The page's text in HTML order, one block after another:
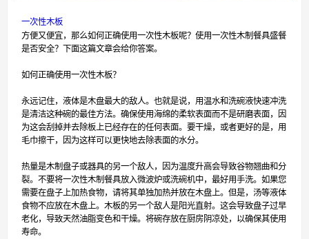
一次性木板
方便又便宜，那么如何正确使用一次性木板呢？使用一次性木制餐具盛餐
是否安全？下面这篇文章会给你答案。
如何正确使用一次性木板？
永远记住，液体是木盘最大的敌人。也就是说，用温水和洗碗液快速冲洗
是清洁这种碗的最佳方法。确保使用海绵的柔软表面而不是研磨表面，因
为这会刮掉并去除板上已经存在的任何表面。要干燥，或者更好的是，用
毛巾擦干，因为这样可以更快地去除表面的水分。
热量是木制盘子或器具的另一个敌人，因为温度升高会导致谷物翘曲和分
裂。不要将一次性木制餐具放入微波炉或洗碗机中，最好用手洗。如果您
需要在盘子上加热食物，请将其单独加热并放在木盘上。但是，汤等液体
食物不应放在木盘上。木板的另一个敌人是阳光直射。这会导致盘子过早
老化，导致天然油脂变色和干燥。将碗存放在厨房阴凉处，以确保其使用
寿命。